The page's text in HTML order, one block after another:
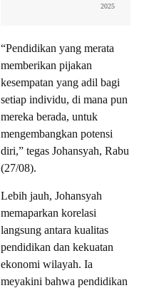
2025
“Pendidikan yang merata
memberikan pijakan
kesempatan yang adil bagi
setiap individu, di mana pun
mereka berada, untuk
mengembangkan potensi
diri,” tegas Johansyah, Rabu
(27/08).
Lebih jauh, Johansyah
memaparkan korelasi
langsung antara kualitas
pendidikan dan kekuatan
ekonomi wilayah. Ia
meyakini bahwa pendidikan